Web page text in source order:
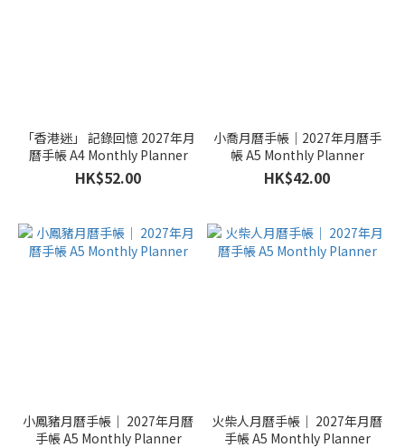
「香港迷」 記錄回憶 2027年月
曆手帳 A4 Monthly Planner
HK$52.00
小喬月曆手帳｜2027年月曆手
帳 A5 Monthly Planner
HK$42.00
小鳳豬月曆手帳｜ 2027年月曆
手帳 A5 Monthly Planner
火柴人月曆手帳｜ 2027年月曆
手帳 A5 Monthly Planner